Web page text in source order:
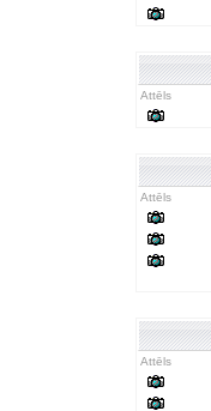
Attēls
Attēls
Attēls